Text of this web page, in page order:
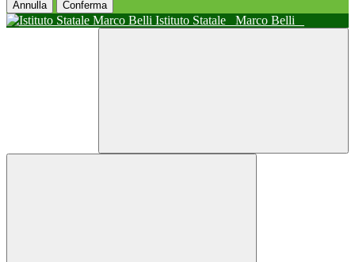
Annulla Conferma
Istituto Statale Marco Belli